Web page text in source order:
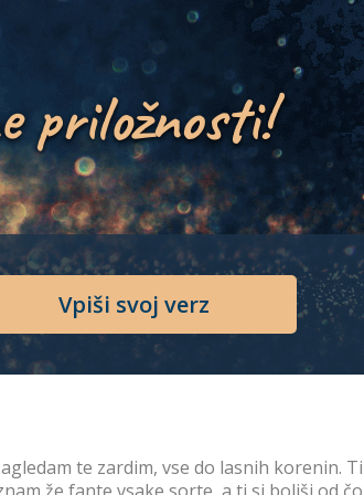
priložnosti!
Vpiši svoj verz
te zardim, vse do lasnih korenin.